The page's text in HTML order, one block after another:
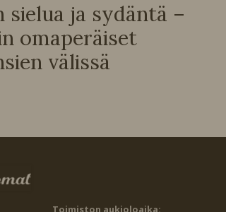
sielua ja sydäntä –
omaperäiset
välissä
Toimiston aukioloaika: